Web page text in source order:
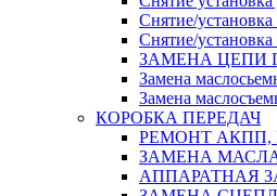
Cнятие/
Cнятие/
ЗАМЕНА ЦЕПИ
Замена
Замена
КОРОБКА ПЕРЕДАЧ
РЕМОНТ
ЗАМЕНА
АППАРАТНАЯ